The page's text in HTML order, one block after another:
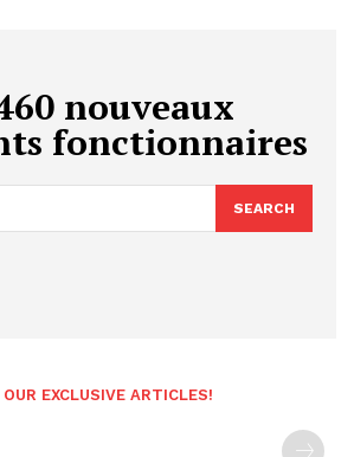
nouveaux
fonctionnaires
SEARCH
EXCLUSIVE ARTICLES!